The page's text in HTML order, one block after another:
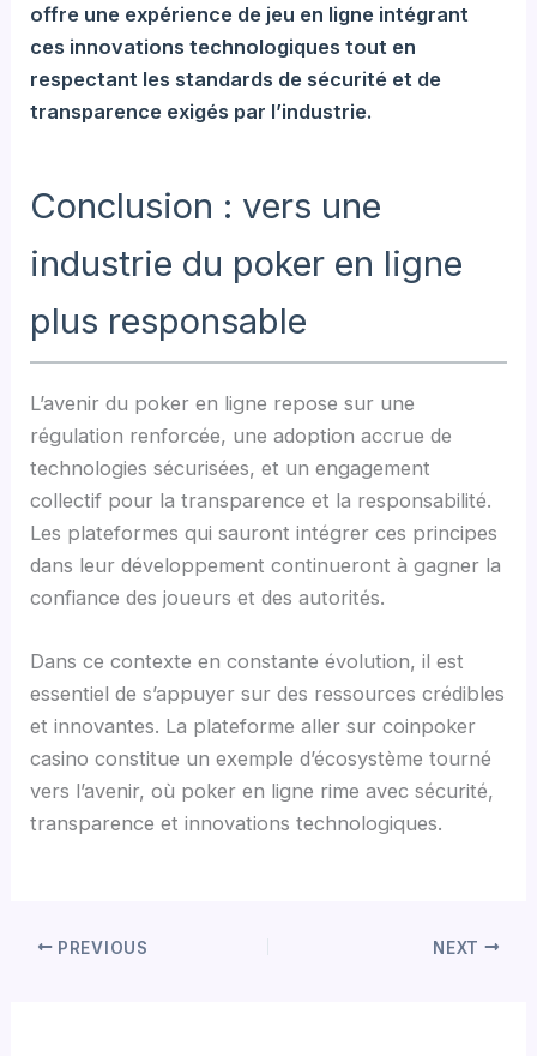
offre une expérience de jeu en ligne intégrant
ces innovations technologiques tout en
respectant les standards de sécurité et de
transparence exigés par l’industrie.
Conclusion : vers une
industrie du poker en ligne
plus responsable
L’avenir du poker en ligne repose sur une
régulation renforcée, une adoption accrue de
technologies sécurisées, et un engagement
collectif pour la transparence et la responsabilité.
Les plateformes qui sauront intégrer ces principes
dans leur développement continueront à gagner la
confiance des joueurs et des autorités.
Dans ce contexte en constante évolution, il est
essentiel de s’appuyer sur des ressources crédibles
et innovantes. La plateforme aller sur coinpoker
casino constitue un exemple d’écosystème tourné
vers l’avenir, où poker en ligne rime avec sécurité,
transparence et innovations technologiques.
PREVIOUS NEXT